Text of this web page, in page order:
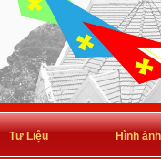
Tư Liệu Hình ảnh